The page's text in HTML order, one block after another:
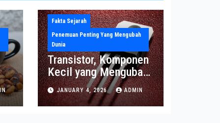
Fakta Sejarah
Penemuan Penting Yang Mengubah
Dunia
Transistor, Komponen
Kecil yang Mengubah
Dunia Elektronika
Modern
JANUARY 4, 2026 ADMIN